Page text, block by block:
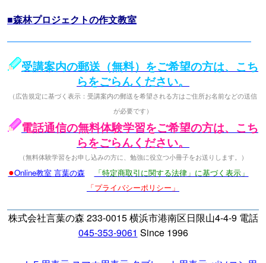
■森林プロジェクトの作文教室
受講案内の郵送（無料）をご希望の方は、こち
らをごらんください。
（広告規定に基づく表示：受講案内の郵送を希望される方はご住所お名前などの送信
が必要です）
電話通信の無料体験学習をご希望の方は、こち
らをごらんください。
（無料体験学習をお申し込みの方に、勉強に役立つ小冊子をお送りします。）
●Online教室 言葉の森
「特定商取引に関する法律」に基づく表示」
「プライバシーポリシー」
株式会社言葉の森 233-0015 横浜市港南区日限山4-4-9 電話
045-353-9061 Since 1996